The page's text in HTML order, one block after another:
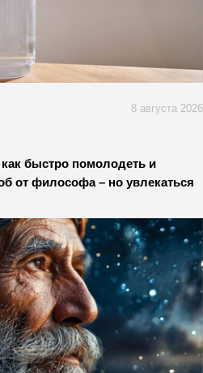
8 августа 2026
быстро помолодеть и
от философа – но увлекаться